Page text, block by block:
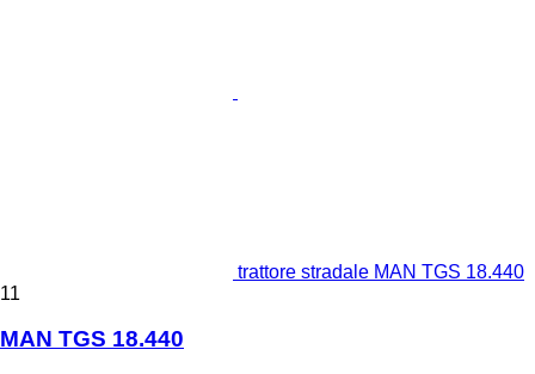
trattore stradale MAN TGS 18.440
11
MAN TGS 18.440